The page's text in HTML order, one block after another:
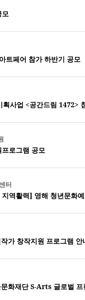
모
트페어 참가 하반기 공모
사업 <공간드림 1472>
로그램 공모
터
역활력] 영해 청년문화
가 창작지원 프로그램 안
화재단 S-Arts 글로벌 프